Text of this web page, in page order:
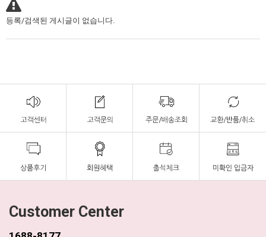
등록/검색된 게시글이 없습니다.
Customer Center